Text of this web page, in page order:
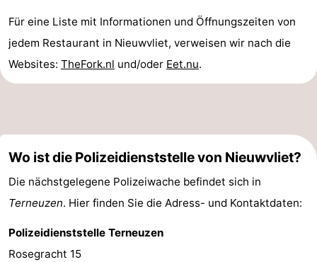
Für eine Liste mit Informationen und Öffnungszeiten von
jedem Restaurant in Nieuwvliet, verweisen wir nach die
Websites: TheFork.nl und/oder Eet.nu.
Wo ist die Polizeidienststelle von Nieuwvliet?
Die nächstgelegene Polizeiwache befindet sich in
Terneuzen. Hier finden Sie die Adress- und Kontaktdaten:
Polizeidienststelle Terneuzen
Rosegracht 15